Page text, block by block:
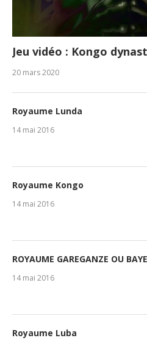
Jeu vidéo : Kongo
20 mars 2020
Royaume Lunda
14 mai 2016
Royaume Kongo
14 mai 2016
ROYAUME GAREGANZE OU
14 mai 2016
Royaume Luba